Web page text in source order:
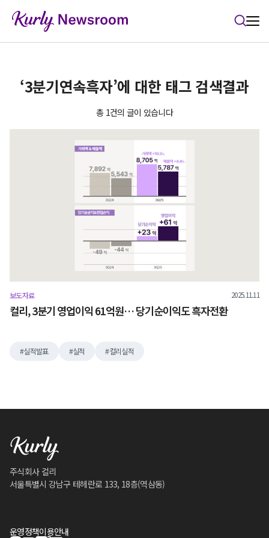
‘3분기연속흑자’에 대한 태그 검색결과
총 1건의 글이 있습니다
보도자료 2025.11.11
컬리, 3분기 영업이익 61억원… 당기순이익도 흑자전환
실적발표 실적 컬리실적
주식회사 컬리
서울특별시 강남구 테헤란로 133, 18층(역삼동)
운영정책이용안내